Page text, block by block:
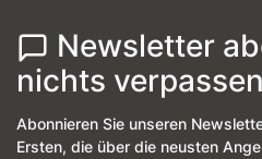
Newsletter
nichts
Abonnieren Sie unseren
Ersten, die über die neusten